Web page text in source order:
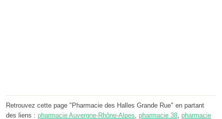
Retrouvez cette page "Pharmacie des Halles Grande Rue" en partant
des liens : pharmacie Auvergne-Rhône-Alpes, pharmacie 38, pharmacie